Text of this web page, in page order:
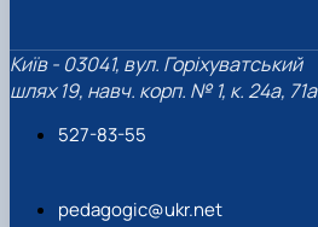
Київ - 03041, вул. Горіхуватський
шлях 19, навч. корп. № 1, к. 24а, 71а
527-83-55
pedagogic@ukr.net